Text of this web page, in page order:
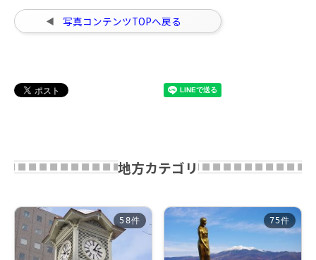
写真コンテンツTOPへ戻る
地方カテゴリ
58件 75件